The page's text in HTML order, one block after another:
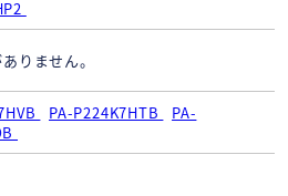
りません。
PA-P224K7HTB
PA-